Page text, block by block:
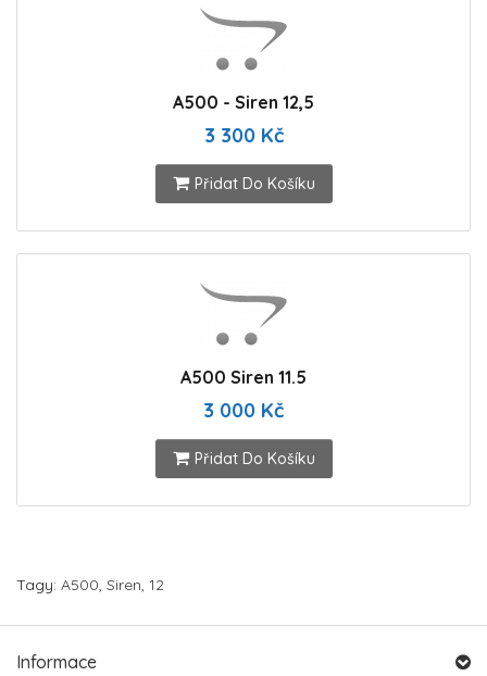
A500 - Siren 12,5
3 300 Kč
Přidat Do Košíku
A500 Siren 11.5
3 000 Kč
Přidat Do Košíku
Tagy: A500, Siren, 12
Informace